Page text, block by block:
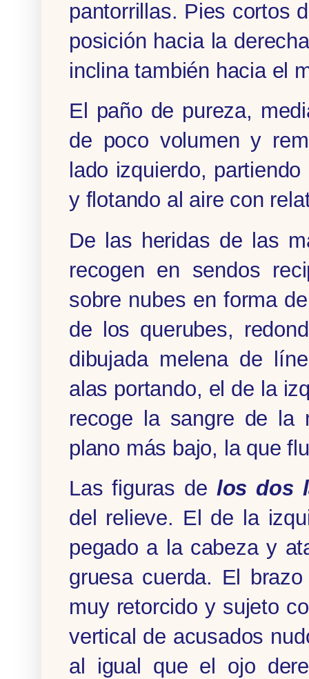
pantorrillas. Pies cortos
posición hacia la
inclina también hacia el
El paño de pureza,
de poco volumen y
lado izquierdo,
y flotando al aire con
De las heridas de las
recogen en sendos
sobre nubes en forma
de los querubes,
dibujada melena de
alas portando, el de la
recoge la sangre de
plano más bajo, la que
Las figuras de los dos
del relieve. El de la
pegado a la cabeza y
gruesa cuerda. El
muy retorcido y sujeto
vertical de acusados
al igual que el ojo